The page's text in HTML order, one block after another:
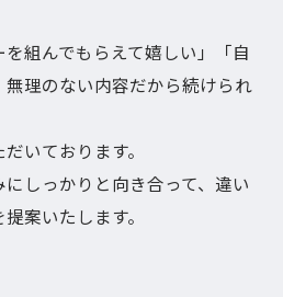
を組んでもらえて嬉しい」「自
理のない内容だから続けられ
いております。
しっかりと向き合って、違い
案いたします。